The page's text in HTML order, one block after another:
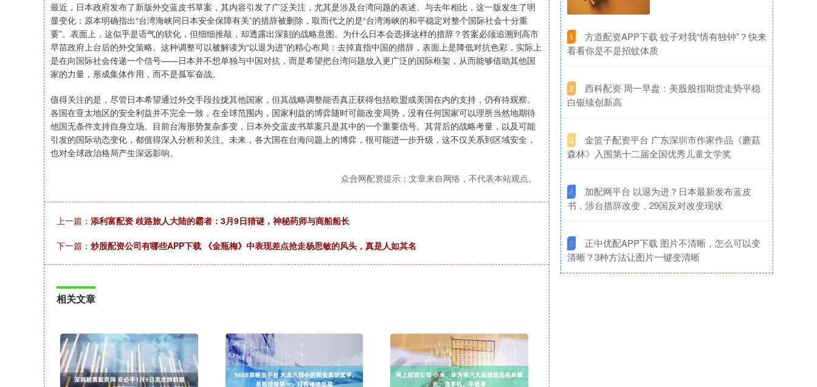
最近，日本政府发布了新版外交蓝皮书草案，其内容引发了广泛关注，尤其是涉及台湾问题的表述。与去年相比，这一版发生了明
显变化：原本明确指出“台湾海峡同日本安全保障有关”的措辞被删除，取而代之的是“台湾海峡的和平稳定对整个国际社会十分重
要”。表面上，这似乎是语气的软化，但细细推敲，却透露出深刻的战略意图。为什么日本会选择这样的措辞？答案必须追溯到高市
早苗政府上台后的外交策略。这种调整可以被解读为“以退为进”的精心布局：去掉直指中国的措辞，表面上是降低对抗色彩，实际上
是在向国际社会传递一个信号——日本并不想单独与中国对抗，而是希望把台湾问题放入更广泛的国际框架，从而能够借助其他国
家的力量，形成集体作用，而不是孤军奋战。
值得关注的是，尽管日本希望通过外交手段拉拢其他国家，但其战略调整能否真正获得包括欧盟或美国在内的支持，仍有待观察。
各国在亚太地区的安全利益并不完全一致，在全球范围内，国家利益的博弈随时可能改变局势，没有任何国家可以理所当然地期待
他国无条件支持自身立场。目前台海形势复杂多变，日本外交蓝皮书草案只是其中的一个重要信号。其背后的战略考量，以及可能
引发的国际动态变化，都值得深入分析和关注。未来，各大国在台海问题上的博弈，很可能进一步升级，这不仅关系到区域安全，
也对全球政治格局产生深远影响。
众合网配资提示：文章来自网络，不代表本站观点。
上一篇： 添利富配资 歧路旅人大陆的霸者：3月9日猜谜，神秘药师与商船船长
下一篇： 炒股配资公司有哪些APP下载 《金瓶梅》中表现差点抢走杨思敏的风头，真是人如其名
相关文章
1
​方道配资APP下载 蚊子对我“情有独钟”？快来
看看你是不是招蚊体质
2
​西科配资 周一早盘：美股股指期货走势平稳
白银续创新高
3
​金篮子配资平台 广东深圳市作家作品《蘑菇
森林》入围第十二届全国优秀儿童文学奖
4
​加配网平台 以退为进？日本最新发布蓝皮
书，涉台措辞改变，29国反对改变现状
5
​正中优配APP下载 图片不清晰，怎么可以变
清晰？3种方法让图片一键变清晰